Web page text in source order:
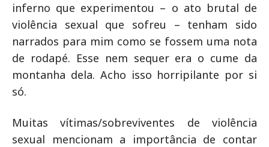
inferno que experimentou – o ato brutal de
violência sexual que sofreu – tenham sido
narrados para mim como se fossem uma nota
de rodapé. Esse nem sequer era o cume da
montanha dela. Acho isso horripilante por si
só.
Muitas vítimas/sobreviventes de violência
sexual mencionam a importância de contar